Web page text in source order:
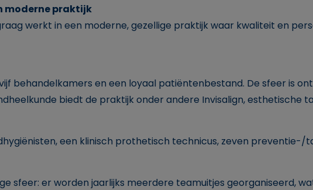
moderne praktijk
werkt in een moderne, gezellige praktijk waar kwaliteit en
behandelkamers en een loyaal patiëntenbestand. De sfeer is
biedt de praktijk onder andere Invisalign, esthetische
een klinisch prothetisch technicus, zeven preventie-/
sfeer: er worden jaarlijks meerdere teamuitjes georganiseerd,